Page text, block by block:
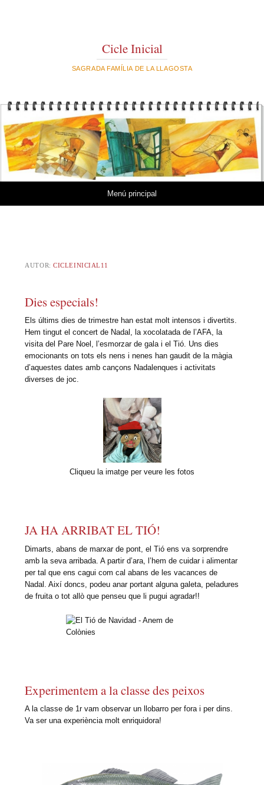
Cicle Inicial
SAGRADA FAMÍLIA DE LA LLAGOSTA
Menú principal
AUTOR:CICLEINICIAL11
Dies especials!
Els últims dies de trimestre han estat molt intensos i divertits.
Hem tingut el concert de Nadal, la xocolatada de l’AFA, la
visita del Pare Noel, l’esmorzar de gala i el Tió. Uns dies
emocionants on tots els nens i nenes han gaudit de la màgia
d’aquestes dates amb cançons Nadalenques i activitats
diverses de joc.
Cliqueu la imatge per veure les fotos
JA HA ARRIBAT EL TIÓ!
Dimarts, abans de marxar de pont, el Tió ens va sorprendre
amb la seva arribada. A partir d’ara, l’hem de cuidar i alimentar
per tal que ens cagui com cal abans de les vacances de
Nadal. Així doncs, podeu anar portant alguna galeta, peladures
de fruita o tot allò que penseu que li pugui agradar!!
Experimentem a la classe des peixos
A la classe de 1r vam observar un llobarro per fora i per dins.
Va ser una experiència molt enriquidora!